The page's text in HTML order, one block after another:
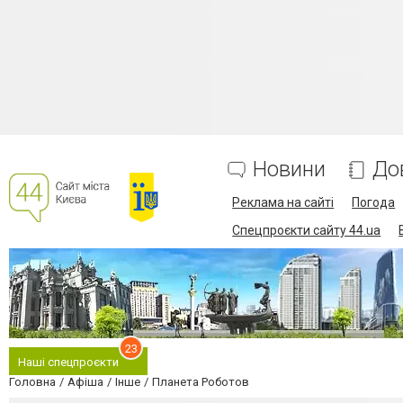
Новини
Реклама на сайті
Погода
Спецпроєкти сайту 44.ua
Наші спецпроєкти
23
Головна Афіша Інше Планета Роботов